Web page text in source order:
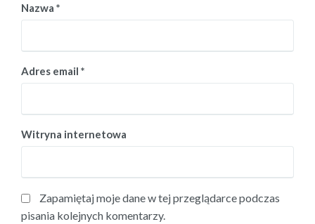
Nazwa *
Adres email *
Witryna internetowa
Zapamiętaj moje dane w tej przeglądarce podczas
pisania kolejnych komentarzy.